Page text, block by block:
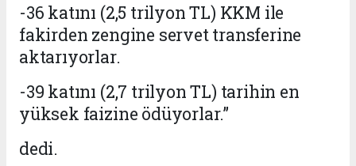
-36 katını (2,5 trilyon TL) KKM ile
fakirden zengine servet transferine
aktarıyorlar.
-39 katını (2,7 trilyon TL) tarihin en
yüksek faizine ödüyorlar.”
dedi.